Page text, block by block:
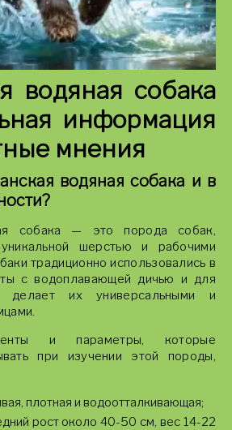
водяная собака
информация
мнения
водяная собака и в
собака — это порода собак,
шерстью и рабочими
традиционно использовались в
с водоплавающей дичью и для
делает их универсальными и
и параметры, которые
при изучении этой породы,
плотная и водоотталкивающая;
рост около 40-50 см, вес 14-22